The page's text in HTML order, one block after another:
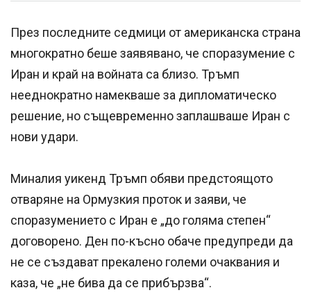
През последните седмици от американска страна
многократно беше заявявано, че споразумение с
Иран и край на войната са близо. Тръмп
нееднократно намекваше за дипломатическо
решение, но същевременно заплашваше Иран с
нови удари.
Миналия уикенд Тръмп обяви предстоящото
отваряне на Ормузкия проток и заяви, че
споразумението с Иран е „до голяма степен“
договорено. Ден по-късно обаче предупреди да
не се създават прекалено големи очаквания и
каза, че „не бива да се прибързва“.